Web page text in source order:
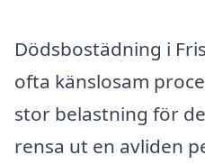
Dödsbostädning i
ofta känslosam
stor belastning för
rensa ut en avliden